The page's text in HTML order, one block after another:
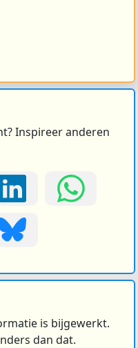
Inspireer anderen
is bijgewerkt.
dan dat.